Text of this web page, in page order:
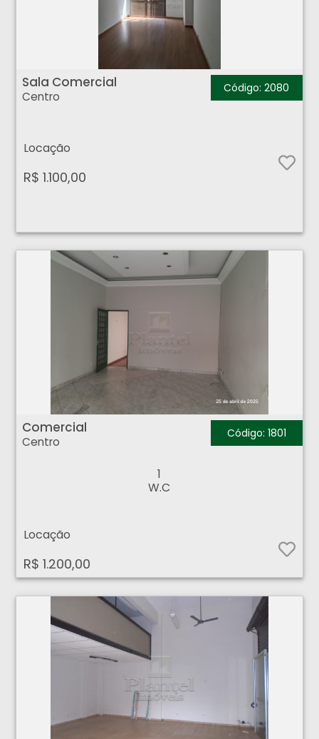
Sala Comercial
Centro
Código: 2080
Locação
R$ 1.100,00
Comercial - Centro - Ribeirão Preto
Comercial
Centro
Código: 1801
1
W.C
Locação
R$ 1.200,00